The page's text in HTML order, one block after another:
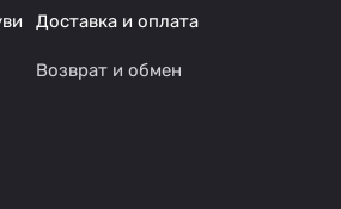
Доставка и оплата
Возврат и обмен